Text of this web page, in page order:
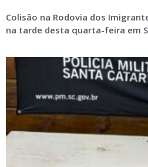
Colisão na Rodovia dos
na tarde desta quarta-feira em